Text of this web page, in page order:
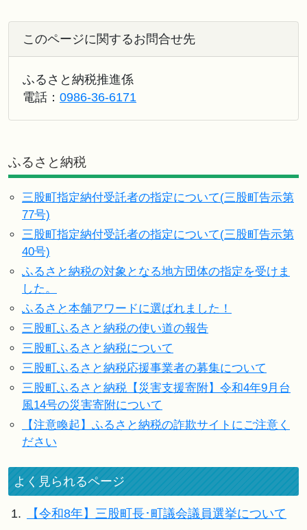
このページに関するお問合せ先
ふるさと納税推進係
電話： 0986-36-6171
ふるさと納税
三股町指定納付受託者の指定について(三股町告示第
77号)
三股町指定納付受託者の指定について(三股町告示第
40号)
ふるさと納税の対象となる地方団体の指定を受けま
した。
ふるさと本舗アワードに選ばれました！
三股町ふるさと納税の使い道の報告
三股町ふるさと納税について
三股町ふるさと納税応援事業者の募集について
三股町ふるさと納税【災害支援寄附】令和4年9月台
風14号の災害寄附について
【注意喚起】ふるさと納税の詐欺サイトにご注意く
ださい
よく見られるページ
1.
【令和8年】三股町長･町議会議員選挙について